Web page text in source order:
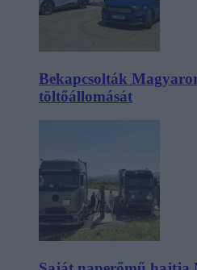
Bekapcsolták
töltőállomását